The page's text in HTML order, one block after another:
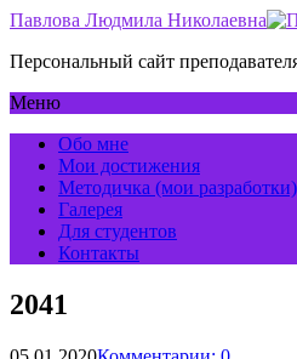
Павлова Людмила Николаевна
Персональный сайт
Меню
Обо мне
Мои достижения
Методичка (мои разработки)
Галерея
Для студентов
Контакты
2041